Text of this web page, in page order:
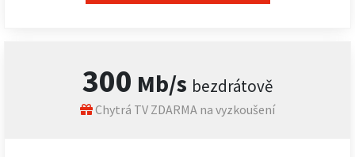
300 Mb/s bezdrátově
Chytrá TV ZDARMA na vyzkoušení